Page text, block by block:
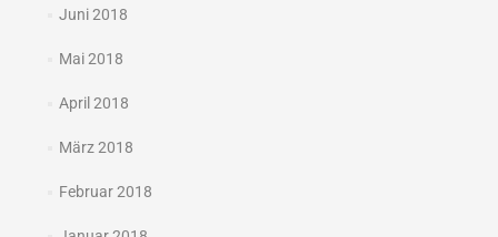
Juni 2018
Mai 2018
April 2018
März 2018
Februar 2018